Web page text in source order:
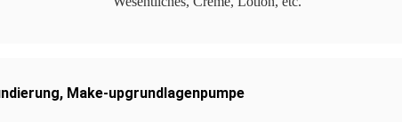
, Make-upgrundlagenpumpe